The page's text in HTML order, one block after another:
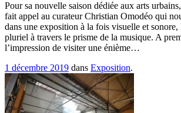
Pour sa nouvelle saison dédiée aux arts
fait appel au curateur Christian Omodéo qui
dans une exposition à la fois visuelle et sonore,
pluriel à travers le prisme de la musique. A
l’impression de visiter une énième…
1 décembre 2019 dans Exposition.